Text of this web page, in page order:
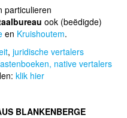
particulieren
ook (beëdigde)
en Kruishoutem.
, juridische vertalers
native vertalers
klik hier
BLANKENBERGE